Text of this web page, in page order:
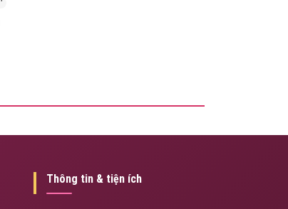
Thông tin & tiện ích